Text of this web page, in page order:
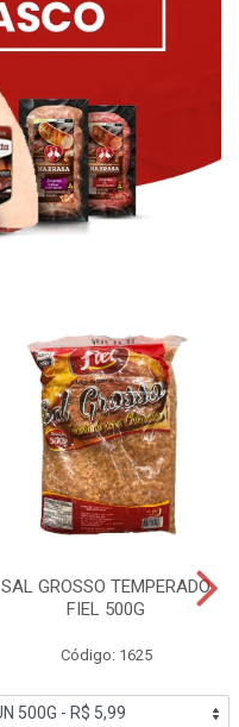
SAL GROSSO TEMPERADO
FIEL 500G
Código: 1625